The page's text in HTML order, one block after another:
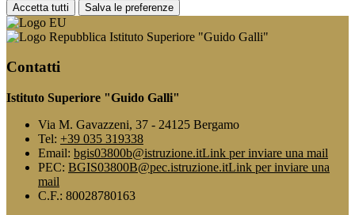
Accetta tutti Salva le preferenze
Istituto Superiore "Guido Galli"
Contatti
Istituto Superiore "Guido Galli"
Via M. Gavazzeni, 37 - 24125 Bergamo
Tel: +39 035 319338
Email: bgis03800b@istruzione.itLink per inviare una mail
PEC: BGIS03800B@pec.istruzione.itLink per inviare una
mail
C.F.: 80028780163